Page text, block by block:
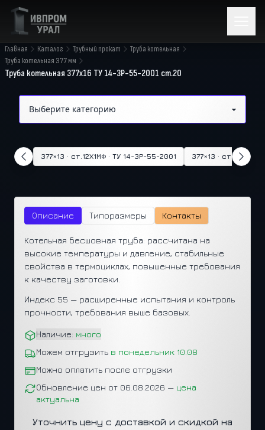
Главная Каталог Трубный прокат
Труба котельная
Труба котельная 377 мм
Труба котельная 377х16 ТУ 14-3Р-55-2001 ст.20
377×13 · ст.12Х1МФ · ТУ 14-3Р-55-2001 377×13 · ст.20 · ТУ
Описание Типоразмеры Контакты
Котельная бесшовная труба: рассчитана на
высокие температуры и давление, стабильные
свойства в термоциклах, повышенные требования
к качеству заготовки.
Индекс 55 — расширенные испытания и контроль
прочности, требования выше базовых.
Наличие: много
Можем отгрузить в понедельник 10.08
Можно оплатить после отгрузки
Обновление цен от 06.08.2026 — цена
актуальна
Уточнить цену с доставкой и скидкой на